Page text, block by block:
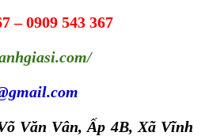
– 0909 543 367
/
Văn Vân, Ấp 4B, Xã Vĩnh